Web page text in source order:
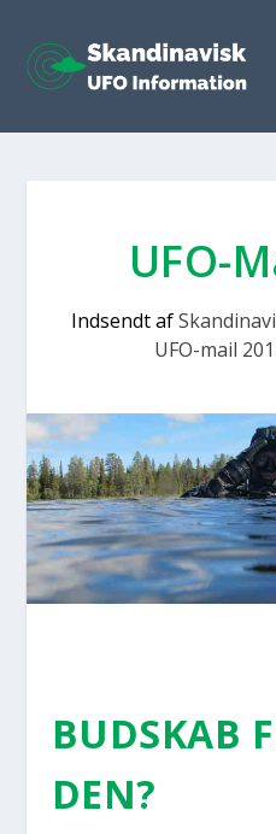
UFO-
Indsendt af
UFO-mail
BUD­SKAB
DEN?